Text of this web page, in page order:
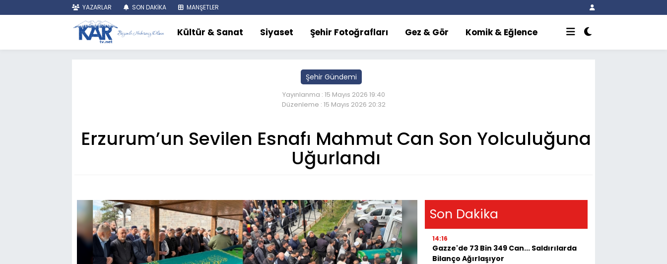
YAZARLAR SON DAKİKA MANŞETLER
Kültür & Sanat Siyaset Şehir Fotoğrafları Gez & Gör Komik & Eğlence
Şehir Gündemi
Yayınlanma : 15 Mayıs 2026 19:40
Düzenleme : 15 Mayıs 2026 20:32
Erzurum’un Sevilen Esnafı Mahmut Can Son Yolculuğuna
Uğurlandı
Son Dakika
14:16
Gazze'de 73 Bin 349 Can... Saldırılarda
Bilanço Ağırlaşıyor